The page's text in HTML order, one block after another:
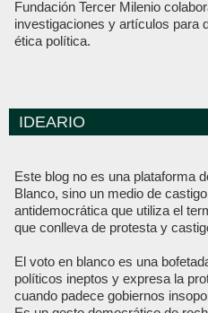
Fundación Tercer Milenio
investigaciones y artículos para
ética política.
IDEARIO
Este blog no es una plataforma
Blanco, sino un medio de
antidemocrática que utiliza el
que conlleva de protesta y
El voto en blanco es una
políticos ineptos y expresa la
cuando padece gobiernos